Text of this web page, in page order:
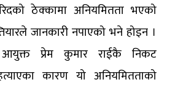
ठेक्कामा अनियमितता भएको
जानकारी नपाएको भने होइन ।
आयुक्त प्रेम कुमार राईकै निकट
कारण यो अनियमितताको